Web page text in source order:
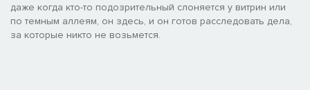
даже когда кто-то подозрительный слоняется у витрин или
по темным аллеям, он здесь, и он готов расследовать дела,
за которые никто не возьмется.